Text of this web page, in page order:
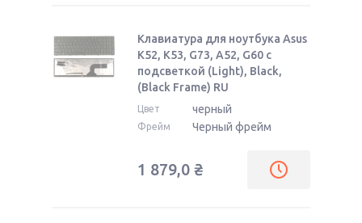
Клавиатура для ноутбука Asus
K52, K53, G73, A52, G60 с
подсветкой (Light), Black,
(Black Frame) RU
Цвет черный
Фрейм Черный фрейм
1 879,0 ₴